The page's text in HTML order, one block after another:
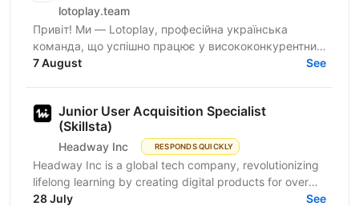
lotoplay.team
Привіт! Ми — Lotoplay, професійна українська
команда, що успішно працює у висококонкурентних
нішах. Ми нерозривно пов’язані з affiliate
7 August See
Junior User Acquisition Specialist
(Skillsta)
Headway Inc RESPONDS QUICKLY
Headway Inc is a global tech company, revolutionizing
lifelong learning by creating digital products for over
150 million users worldwide. Our mission is to...
28 July See